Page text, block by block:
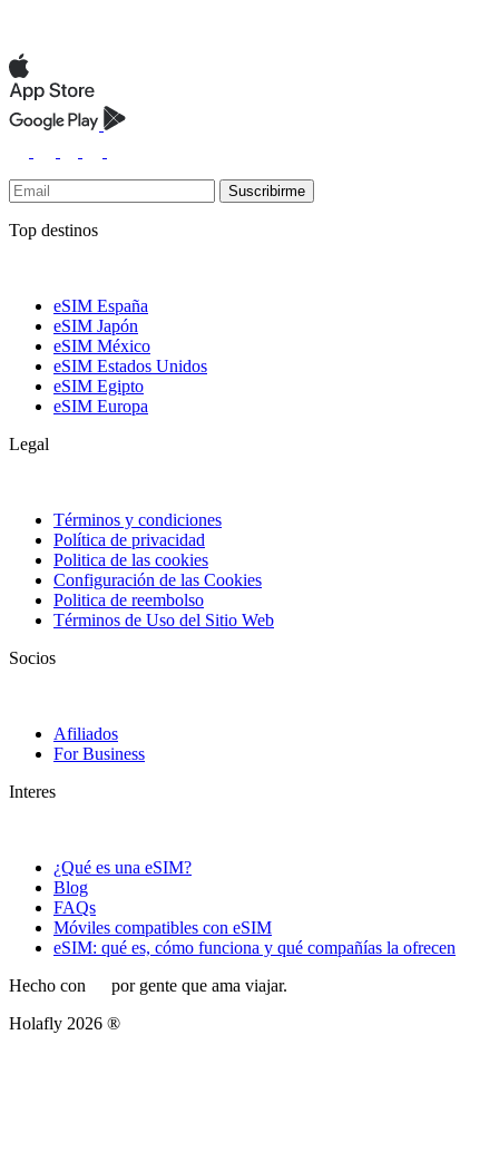
Suscribirme
Top destinos
eSIM España
eSIM Japón
eSIM México
eSIM Estados Unidos
eSIM Egipto
eSIM Europa
Legal
Términos y condiciones
Política de privacidad
Politica de las cookies
Configuración de las Cookies
Politica de reembolso
Términos de Uso del Sitio Web
Socios
Afiliados
For Business
Interes
¿Qué es una eSIM?
Blog
FAQs
Móviles compatibles con eSIM
eSIM: qué es, cómo funciona y qué compañías la ofrecen
Hecho con
por gente que ama viajar.
Holafly 2026 ®